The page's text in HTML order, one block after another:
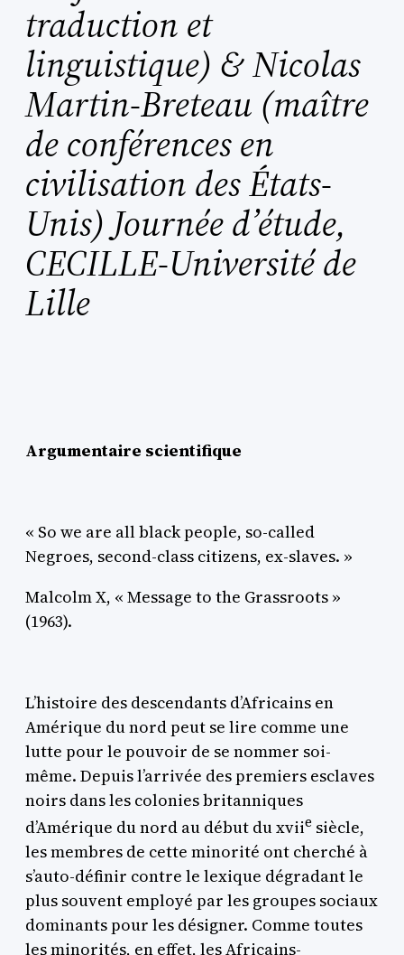
traduction et
linguistique) & Nicolas
Martin-Breteau (maître
de conférences en
civilisation des États-
Unis) Journée d’étude,
CECILLE-Université de
Lille
Argumentaire scientifique
« So we are all black people, so-called
Negroes, second-class citizens, ex-slaves. »
Malcolm X, « Message to the Grassroots »
(1963).
L’histoire des descendants d’Africains en
Amérique du nord peut se lire comme une
lutte pour le pouvoir de se nommer soi-
même. Depuis l’arrivée des premiers esclaves
noirs dans les colonies britanniques
d’Amérique du nord au début duxviie siècle,
les membres de cette minorité ont cherché à
s’auto-définir contre le lexique dégradant le
plus souvent employé par les groupes sociaux
dominants pour les désigner. Comme toutes
les minorités, en effet, les Africains-